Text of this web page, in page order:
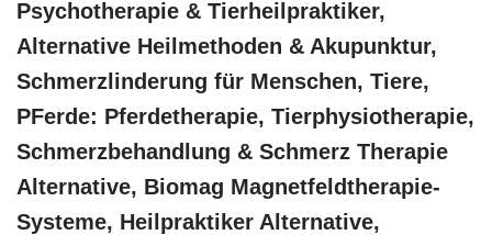
‎Psychotherapie & ‎Tierheilpraktiker,
Alternative Heilmethoden & Akupunktur,
Schmerzlinderung für Menschen, Tiere,
PFerde: Pferdetherapie, Tierphysiotherapie,
Schmerzbehandlung & Schmerz Therapie
Alternative, Biomag Magnetfeldtherapie-
Systeme, Heilpraktiker Alternative,